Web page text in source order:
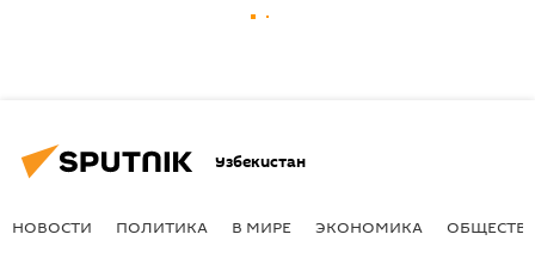
Узбекистан
НОВОСТИ ПОЛИТИКА В МИРЕ ЭКОНОМИКА